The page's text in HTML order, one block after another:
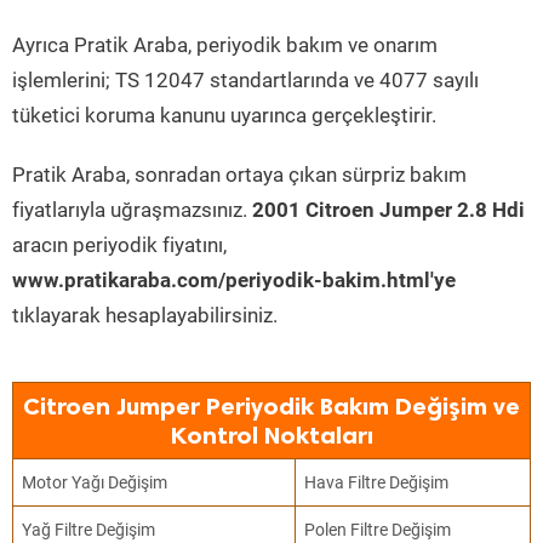
Ayrıca Pratik Araba, periyodik bakım ve onarım
işlemlerini; TS 12047 standartlarında ve 4077 sayılı
tüketici koruma kanunu uyarınca gerçekleştirir.
Pratik Araba, sonradan ortaya çıkan sürpriz bakım
fiyatlarıyla uğraşmazsınız. 2001 Citroen Jumper 2.8 Hdi
aracın periyodik fiyatını,
www.pratikaraba.com/periyodik-bakim.html'ye
tıklayarak hesaplayabilirsiniz.
Citroen Jumper Periyodik Bakım Değişim ve
Kontrol Noktaları
Motor Yağı Değişim Hava Filtre Değişim
Yağ Filtre Değişim Polen Filtre Değişim